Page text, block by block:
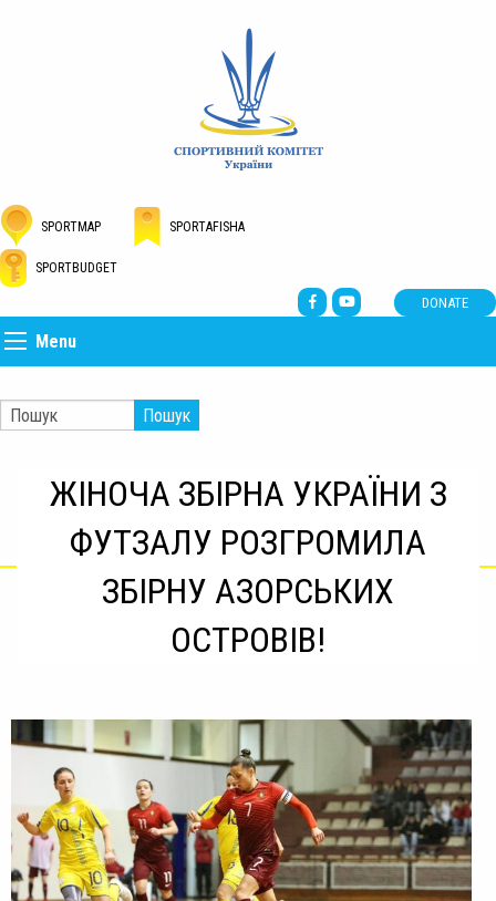
SPORTMAP SPORTAFISHA
SPORTBUDGET
DONATE
Menu
Пошук
ЖІНОЧА ЗБІРНА УКРАЇНИ З
ФУТЗАЛУ РОЗГРОМИЛА
ЗБІРНУ АЗОРСЬКИХ
ОСТРОВІВ!